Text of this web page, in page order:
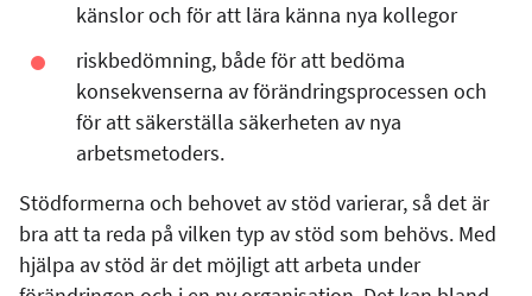
känslor och för att lära känna nya kollegor
riskbedömning, både för att bedöma
konsekvenserna av förändringsprocessen och
för att säkerställa säkerheten av nya
arbetsmetoders.
Stödformerna och behovet av stöd varierar, så det är
bra att ta reda på vilken typ av stöd som behövs. Med
hjälpa av stöd är det möjligt att arbeta under